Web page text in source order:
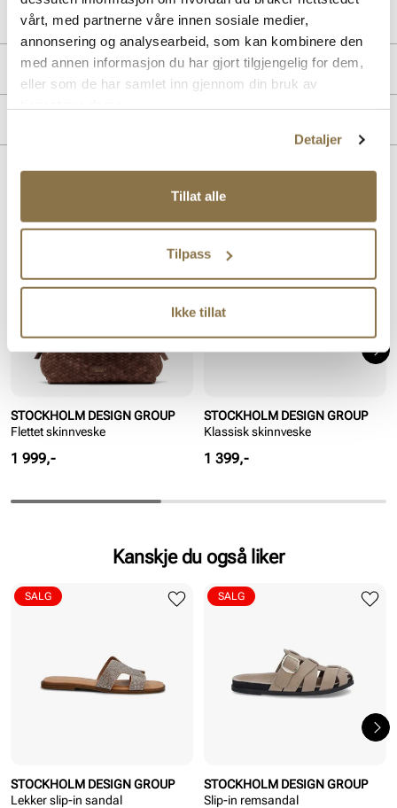
vårt, med partnerne våre innen sosiale medier,
annonsering og analysearbeid, som kan kombinere den
med annen informasjon du har gjort tilgjengelig for dem,
eller som de har samlet inn gjennom din bruk av
Detaljer
Tillat alle
Tilpass
Ikke tillat
Lev. art. nr
PRODUKTDETALJER
Overdel:Skinn
Lignende produkter
STOCKHOLM DESIGN GROUP
Flettet skinnveske
Pris
1 999,-
STOCKHOLM DESIGN GROUP
Klassisk skinnveske
Pris
1 399,-
Kanskje du også liker
STOCKHOLM DESIGN GROUP
Lekker slip-in sandal
SALG
STOCKHOLM DESIGN GROUP
Slip-in remsandal
SALG